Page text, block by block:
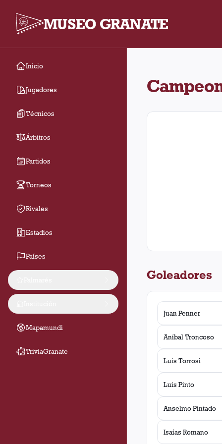
MUSEO GRANATE
Inicio
Jugadores
Técnicos
Árbitros
Partidos
Torneos
Rivales
Estadios
Países
Mapamundi
TriviaGranate
Goleadores
Juan Penner
Aníbal Troncoso
Luis Torrosi
Luis Pinto
Anselmo Pintado
Isaías Romano